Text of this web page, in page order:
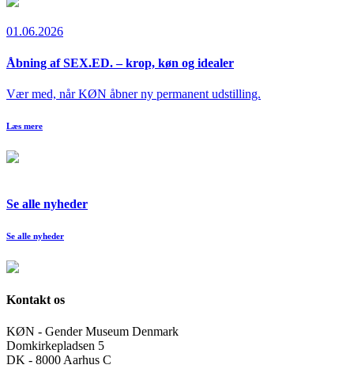
01.06.2026
Åbning af SEX.ED. – krop, køn og idealer
Vær med, når KØN åbner ny permanent udstilling.
Læs mere
Se alle nyheder
Se alle nyheder
Kontakt os
KØN - Gender Museum Denmark
Domkirkepladsen 5
DK - 8000 Aarhus C